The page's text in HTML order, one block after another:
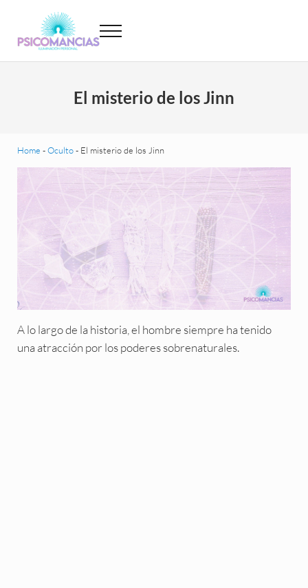
Psicomancias
Menu
El misterio de los Jinn
Home -Oculto- El misterio de los Jinn
A lo largo de la historia, el hombre siempre ha tenido
una atracción por los poderes sobrenaturales.